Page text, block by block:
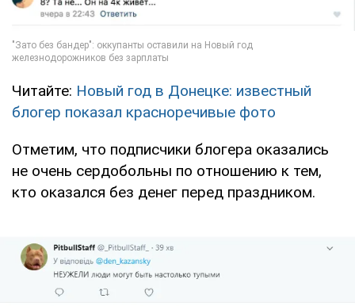
Читайте: Новый год в Донецке: известный
блогер показал красноречивые фото
Отметим, что подписчики блогера оказались
не очень сердобольны по отношению к тем,
кто оказался без денег перед праздником.